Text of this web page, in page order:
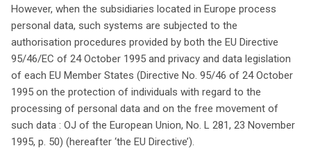
tout en enfreignant les lois européennes sur la vie privée.
Pour aider à la conformité, la CNIL a publié des lignes
directrices en 2005, permettant aux entreprises
françaises de simplifier les procédures d’autorisation
pour ces systèmes de signalement. La CNIL et le Groupe
de travail sur l’article 29 de l’UE ont limité la portée des
recommandations aux domaines de la comptabilité, de
la lutte contre la corruption et des crimes financiers,
considérant que ces secteurs présentent des risques
However, when the subsidiaries located in Europe process
personal data, such systems are subjected to the
authorisation procedures provided by both the EU Directive
95/46/EC of 24 October 1995 and privacy and data legislation
of each EU Member States (Directive No. 95/46 of 24 October
1995 on the protection of individuals with regard to the
processing of personal data and on the free movement of
such data : OJ of the European Union, No. L 281, 23 November
1995, p. 50) (hereafter ‘the EU Directive’).